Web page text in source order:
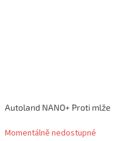
Autoland NANO+ Proti mlžení
Momentálně nedostupné